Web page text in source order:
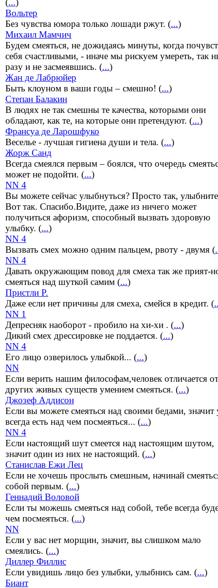
(...)
Вольтер
Без чувства юмора только лошади ржут. (...)
Михаил Мамчич
Будем смеяться, не дожидаясь минуты, когда
себя счастливыми, - иначе мы рискуем умереть, так
разу и не засмеявшись. (...)
Жан де Лабрюйер
Быть клоуном в ваши годы – смешно! (...)
Степан Балакин
В людях не так смешны те качества, которыми они
обладают, как те, на которые они претендуют. (...)
Франсуа де Ларошфуко
Веселье - лучшая гигиена души и тела. (...)
Жорж Санд
Всегда смеялся первым – боялся, что очередь
может не подойти. (...)
NN 4
Вы можете сейчас улыбнуться? Просто так,
Вот так. Спасибо.Видите, даже из ничего может
получиться афоризм, способный вызвать здоровую
улыбку. (...)
NN 4
Вызвать смех можно одним пальцем, рвоту - двумя (
NN 4
Давать окружающим повод для смеха так же прият-
смеяться над шуткой самим (...)
Пристли Р.
Даже если нет причины для смеха, смейся в кредит. (
NN 1
Депресняк наоборот - пробило на хи-хи . (...)
Дикий смех дрессировке не поддается. (...)
NN 4
Его лицо озверилось улыбкой... (...)
NN
Если верить нашим философам,человек отличается от
других живых существ умением смеяться. (...)
Джозеф Аддисон
Если вы можете смеяться над своими бедами, значит
всегда есть над чем посмеяться... (...)
NN 4
Если настоящий шут смеется над настоящим шутом,
значит один из них не настоящий. (...)
Станислав Ежи Лец
Если не хочешь прослыть смешным, начинай
собой первым. (...)
Геннадий Воловой
Если ты можешь смеяться над собой, тебе всегда
чем посмеяться. (...)
NN
Если у вас нет морщин, значит, вы слишком мало
смеялись. (...)
Диллер Филлис
Если увидишь лицо без улыбки, улыбнись сам. (...)
Биант